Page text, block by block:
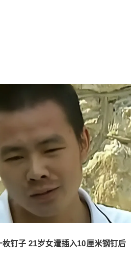
钉子 21岁女遭插入10厘米钢钉后